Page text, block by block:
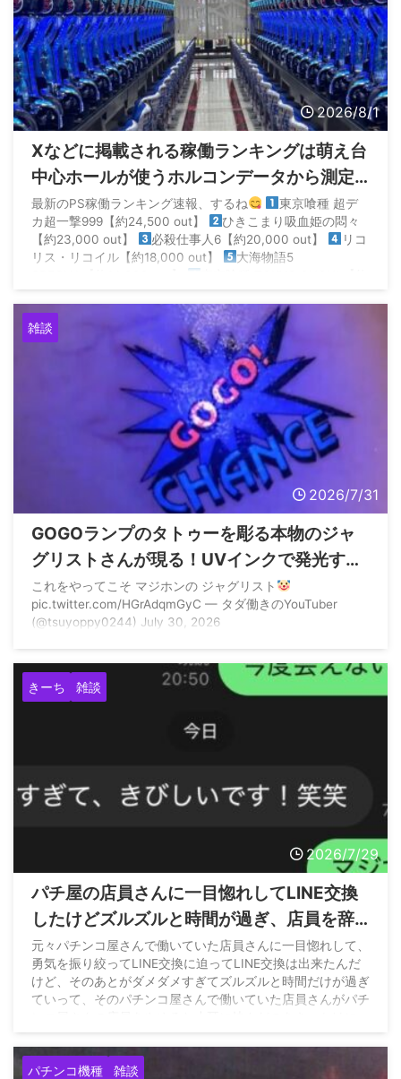
2026/8/1
Xなどに掲載される稼働ランキングは萌え台
中心ホールが使うホルコンデータから測定
されてるから参考にならないらしい
最新のPS稼働ランキング速報、するね
東京喰種 超デ
カ超一撃999【約24,500 out】
ひきこまり吸血姫の悶々
【約23,000 out】
必殺仕事人6【約20,000 out】
リコ
リス・リコイル【約18,000 out】
大海物語5
雑談
2026/7/31
GOGOランプのタトゥーを彫る本物のジャ
グリストさんが現る！UVインクで発光する
模様
これをやってこそ マジホンの ジャグリスト
pic.twitter.com/HGrAdqmGyC — タダ働きのYouTuber
(@tsuyoppy0244) July 30, 2026
きーち 雑談
2026/7/29
パチ屋の店員さんに一目惚れしてLINE交換
したけどズルズルと時間が過ぎ、店員を辞
めると聞いたので久々に連絡取ってみた結
果www
元々パチンコ屋さんで働いていた店員さんに一目惚れして、
勇気を振り絞ってLINE交換に迫ってLINE交換は出来たんだ
けど、そのあとがダメダメすぎてズルズルと時間だけが過ぎ
ていって、そのパチンコ屋さんで働いていた店員さんがパチ
(@kiichi__55) July 28, 2026
パチンコ機種 雑談